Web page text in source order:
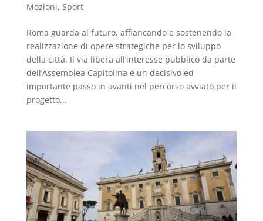
Mozioni, Sport
Roma guarda al futuro, affiancando e sostenendo la
realizzazione di opere strategiche per lo sviluppo
della città. Il via libera all’interesse pubblico da parte
dell’Assemblea Capitolina è un decisivo ed
importante passo in avanti nel percorso avviato per il
progetto...